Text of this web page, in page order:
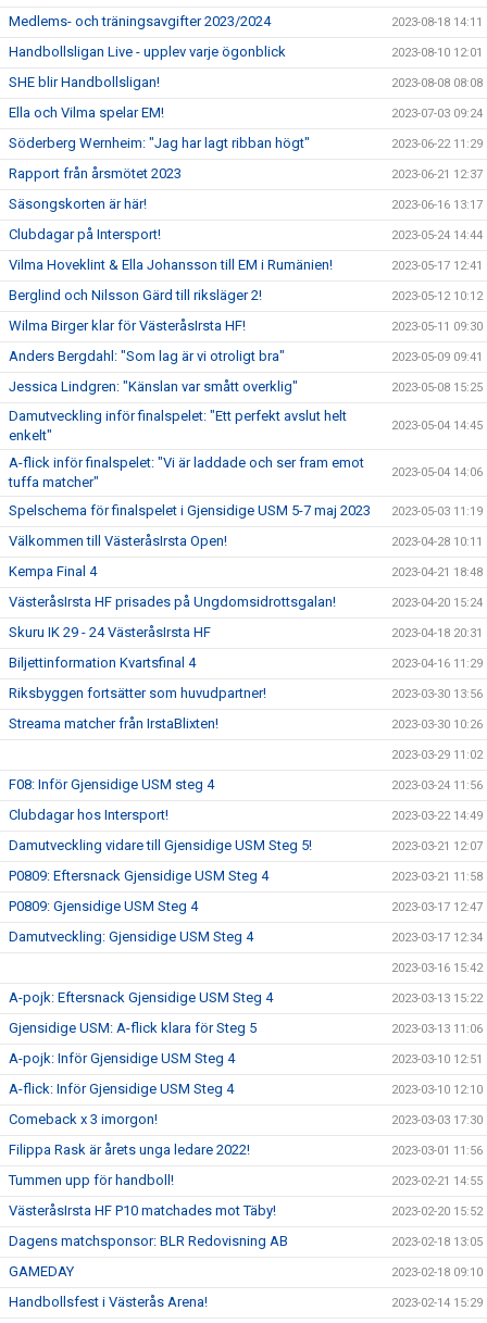
Medlems- och träningsavgifter 2023/2024 2023-08-18 14:11
Handbollsligan Live - upplev varje ögonblick 2023-08-10 12:01
SHE blir Handbollsligan! 2023-08-08 08:08
Ella och Vilma spelar EM! 2023-07-03 09:24
Söderberg Wernheim: "Jag har lagt ribban högt" 2023-06-22 11:29
Rapport från årsmötet 2023 2023-06-21 12:37
Säsongskorten är här! 2023-06-16 13:17
Clubdagar på Intersport! 2023-05-24 14:44
Vilma Hoveklint & Ella Johansson till EM i Rumänien! 2023-05-17 12:41
Berglind och Nilsson Gärd till riksläger 2! 2023-05-12 10:12
Wilma Birger klar för VästeråsIrsta HF! 2023-05-11 09:30
Anders Bergdahl: "Som lag är vi otroligt bra" 2023-05-09 09:41
Jessica Lindgren: "Känslan var smått overklig" 2023-05-08 15:25
Damutveckling inför finalspelet: "Ett perfekt avslut helt
enkelt"
2023-05-04 14:45
A-flick inför finalspelet: "Vi är laddade och ser fram emot
tuffa matcher"
2023-05-04 14:06
Spelschema för finalspelet i Gjensidige USM 5-7 maj 2023 2023-05-03 11:19
Välkommen till VästeråsIrsta Open! 2023-04-28 10:11
Kempa Final 4 2023-04-21 18:48
VästeråsIrsta HF prisades på Ungdomsidrottsgalan! 2023-04-20 15:24
Skuru IK 29 - 24 VästeråsIrsta HF 2023-04-18 20:31
Biljettinformation Kvartsfinal 4 2023-04-16 11:29
Riksbyggen fortsätter som huvudpartner! 2023-03-30 13:56
Streama matcher från IrstaBlixten! 2023-03-30 10:26
2023-03-29 11:02
F08: Inför Gjensidige USM steg 4 2023-03-24 11:56
Clubdagar hos Intersport! 2023-03-22 14:49
Damutveckling vidare till Gjensidige USM Steg 5! 2023-03-21 12:07
P0809: Eftersnack Gjensidige USM Steg 4 2023-03-21 11:58
P0809: Gjensidige USM Steg 4 2023-03-17 12:47
Damutveckling: Gjensidige USM Steg 4 2023-03-17 12:34
2023-03-16 15:42
A-pojk: Eftersnack Gjensidige USM Steg 4 2023-03-13 15:22
Gjensidige USM: A-flick klara för Steg 5 2023-03-13 11:06
A-pojk: Inför Gjensidige USM Steg 4 2023-03-10 12:51
A-flick: Inför Gjensidige USM Steg 4 2023-03-10 12:10
Comeback x 3 imorgon! 2023-03-03 17:30
Filippa Rask är årets unga ledare 2022! 2023-03-01 11:56
Tummen upp för handboll! 2023-02-21 14:55
VästeråsIrsta HF P10 matchades mot Täby! 2023-02-20 15:52
Dagens matchsponsor: BLR Redovisning AB 2023-02-18 13:05
GAMEDAY 2023-02-18 09:10
Handbollsfest i Västerås Arena! 2023-02-14 15:29